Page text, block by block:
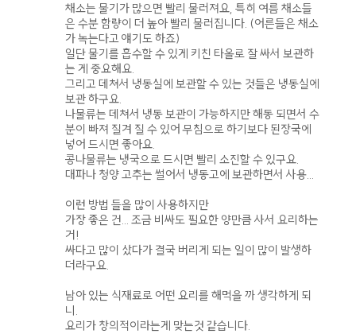
채소는 물기가 많으면 빨리 물러져요, 특히 여름 채소들
은 수분 함량이 더 높아 빨리 물러집니다. (어른들은 채소
가 녹는다고 얘기도 하죠)
일단 물기를 흡수할 수 있게 키친 타올로 잘 싸서 보관하
는 게 중요해요.
그리고 데쳐서 냉동실에 보관할 수 있는 것들은 냉동실에
보관 하구요.
나물류는 데쳐서 냉동 보관이 가능하지만 해동 되면서 수
분이 빠져 질겨 질 수 있어 무침으로 하기보다 된장국에
넣어 드시면 좋아요.
콩나물류는 냉국으로 드시면 빨리 소진할 수 있구요.
대파나 청양 고추는 썰어서 냉동고에 보관하면서 사용...
이런 방법 들을 많이 사용하지만
가장 좋은 건... 조금 비싸도 필요한 양만큼 사서 요리하는
거!
싸다고 많이 샀다가 결국 버리게 되는 일이 많이 발생하
더라구요.
남아 있는 식재료로 어떤 요리를 해먹을 까 생각하게 되
니.
요리가 창의적이라는게 맞는것 같습니다.